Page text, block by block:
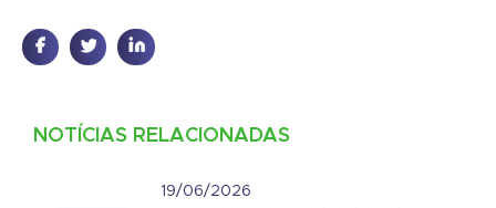
NOTÍCIAS RELACIONADAS
19/06/2026